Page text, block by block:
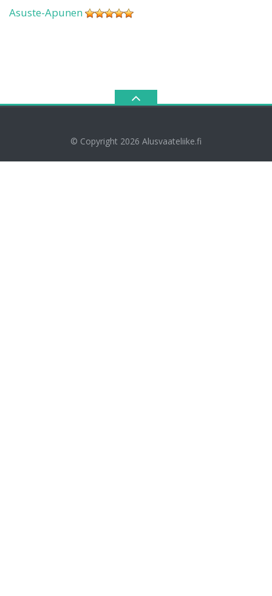
Asuste-Apunen
© Copyright 2026 Alusvaateliike.fi